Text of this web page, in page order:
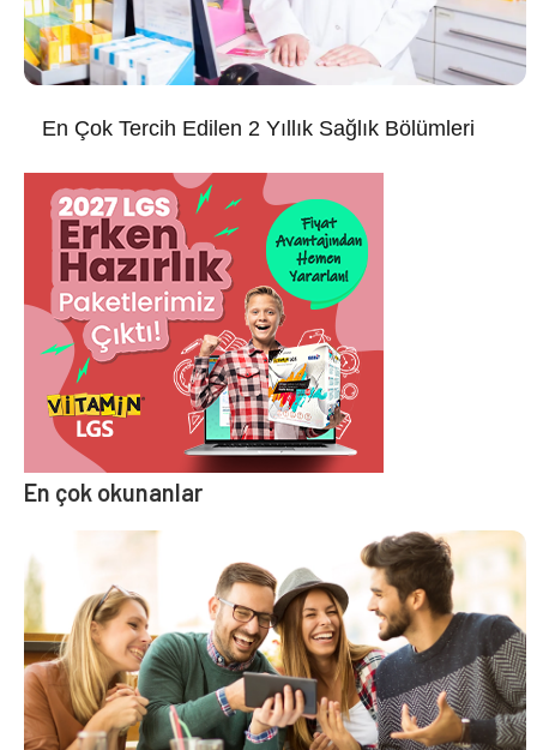
En Çok Tercih Edilen 2 Yıllık Sağlık Bölümleri
En çok okunanlar